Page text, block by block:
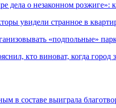
дела о незаконном розжиге»:
увидели странное в
«подпольные»
кто виноват, когда город
в составе выиграла